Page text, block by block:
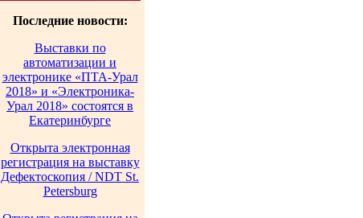
Последние новости:
Выставки по
автоматизации и
электронике «ПТА-Урал
2018» и «Электроника-
Урал 2018» состоятся в
Екатеринбурге
Открыта электронная
регистрация на выставку
Дефектоскопия / NDT St.
Petersburg